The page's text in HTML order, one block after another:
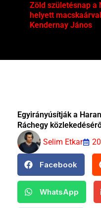
Zöld születésnap a
helyett
Kendernay János
Egyirányúsítják a
Ráchegy
Selim Etkar
Facebook
WhatsApp